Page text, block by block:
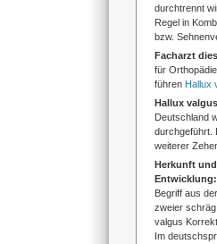
durchtrennt
Regel in
bzw.
Facharzt
für
führen Hallux
Hallux
Deutschland
durchgeführt.
weiterer
Herkunft und
Entwicklung:
Begriff aus
zweier
valgus
Im